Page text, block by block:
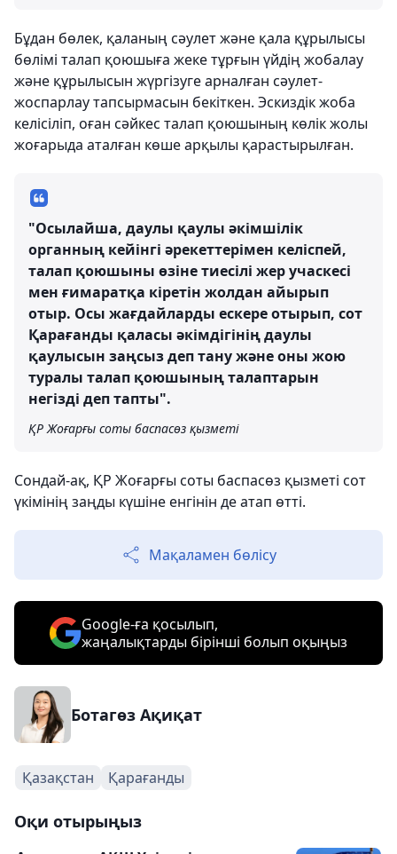
Бұдан бөлек, қаланың сәулет және қала құрылысы
бөлімі талап қоюшыға жеке тұрғын үйдің жобалау
және құрылысын жүргізуге арналған сәулет-
жоспарлау тапсырмасын бекіткен. Эскиздік жоба
келісіліп, оған сәйкес талап қоюшының көлік жолы
жоғарыда аталған көше арқылы қарастырылған.
"Осылайша, даулы қаулы әкімшілік
органның кейінгі әрекеттерімен келіспей,
талап қоюшыны өзіне тиесілі жер учаскесі
мен ғимаратқа кіретін жолдан айырып
отыр. Осы жағдайларды ескере отырып, сот
Қарағанды қаласы әкімдігінің даулы
қаулысын заңсыз деп тану және оны жою
туралы талап қоюшының талаптарын
негізді деп тапты".
ҚР Жоғарғы соты баспасөз қызметі
Сондай-ақ, ҚР Жоғарғы соты баспасөз қызметі сот
үкімінің заңды күшіне енгінін де атап өтті.
Мақаламен бөлісу
Google-ға қосылып,
жаңалықтарды бірінші болып оқыңыз
Ботагөз Ақиқат
Қазақстан Қарағанды
Оқи отырыңыз